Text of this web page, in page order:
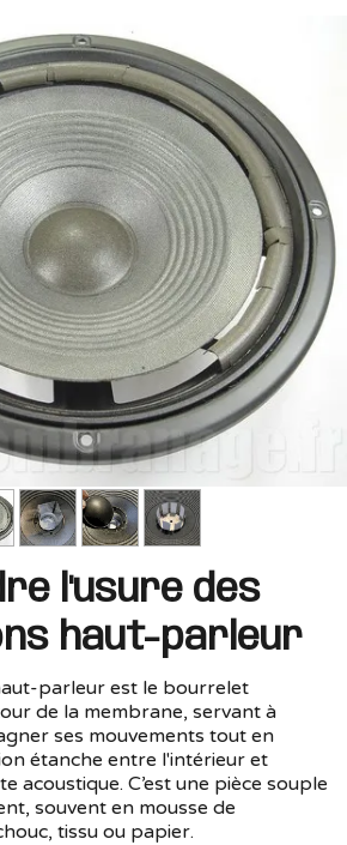
l'usure des
haut-parleur
parleur est le bourrelet
de la membrane, servant à
ses mouvements tout en
étanche entre l'intérieur et
acoustique. C’est une pièce souple
souvent en mousse de
tissu ou papier.